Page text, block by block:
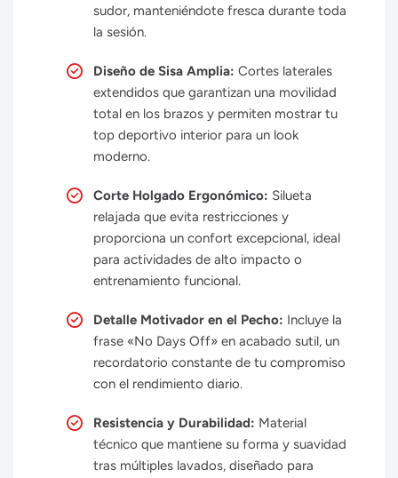
sudor, manteniéndote fresca durante toda
la sesión.
Diseño de Sisa Amplia: Cortes laterales
extendidos que garantizan una movilidad
total en los brazos y permiten mostrar tu
top deportivo interior para un look
moderno.
Corte Holgado Ergonómico: Silueta
relajada que evita restricciones y
proporciona un confort excepcional, ideal
para actividades de alto impacto o
entrenamiento funcional.
Detalle Motivador en el Pecho: Incluye la
frase «No Days Off» en acabado sutil, un
recordatorio constante de tu compromiso
con el rendimiento diario.
Resistencia y Durabilidad: Material
técnico que mantiene su forma y suavidad
tras múltiples lavados, diseñado para